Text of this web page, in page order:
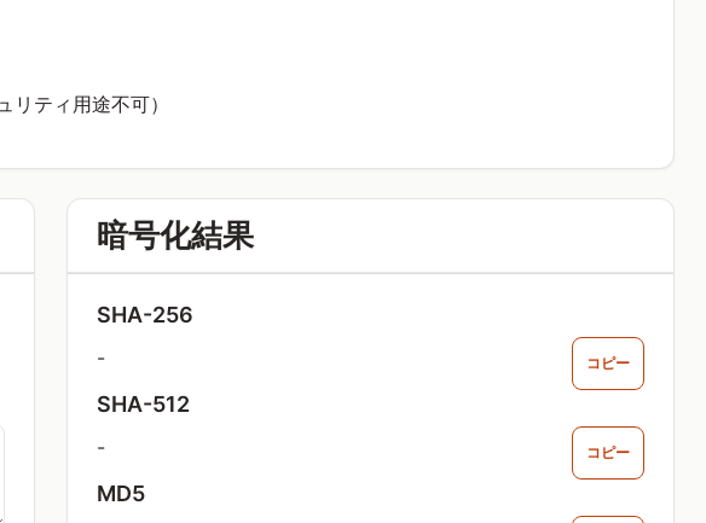
ティ用途不可）
暗号化結果
SHA-256
- コピー
SHA-512
- コピー
MD5